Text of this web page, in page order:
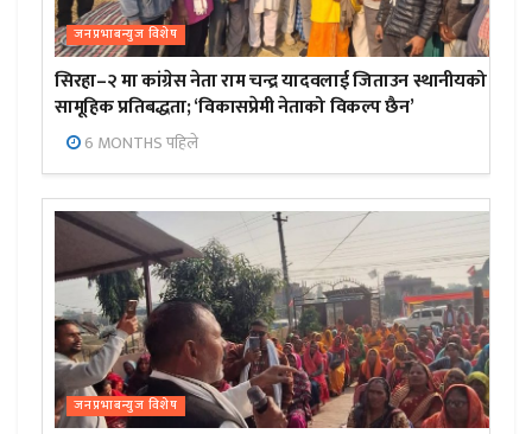
जनप्रभाबन्युज विशेष
सिरहा–२ मा कांग्रेस नेता राम चन्द्र यादवलाई जिताउन स्थानीयको
सामूहिक प्रतिबद्धता; ‘विकासप्रेमी नेताको विकल्प छैन’
6 MONTHS पहिले
जनप्रभाबन्युज विशेष